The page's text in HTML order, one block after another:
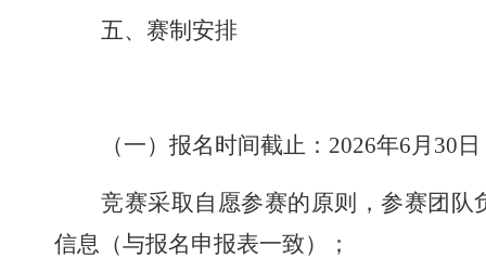
五、赛制安排
（一）报名时间截止： 2026年6月 30 日
竞赛采取自愿参赛的原则，参赛团
信息（与报名申报表一致）
；